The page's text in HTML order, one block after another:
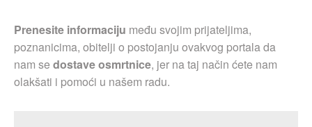
Prenesite informaciju među svojim prijateljima,
poznanicima, obitelji o postojanju ovakvog portala da
nam sedostave osmrtnice, jer na taj način ćete nam
olakšati i pomoći u našem radu.